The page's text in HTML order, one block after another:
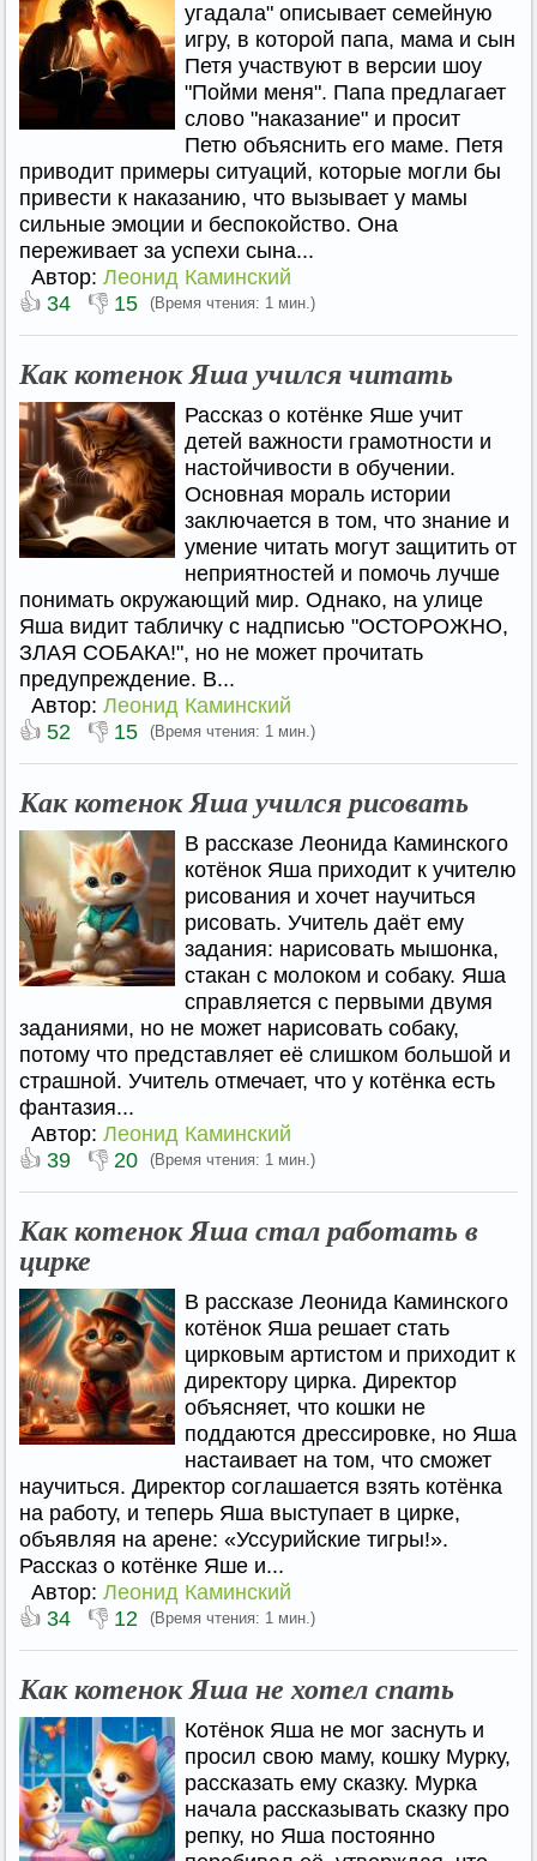
угадала" описывает семейную
игру, в которой папа, мама и сын
Петя участвуют в версии шоу
"Пойми меня". Папа предлагает
слово "наказание" и просит
Петю объяснить его маме. Петя
приводит примеры ситуаций, которые могли бы
привести к наказанию, что вызывает у мамы
сильные эмоции и беспокойство. Она
переживает за успехи сына...
Автор: Леонид Каминский
👍 34 👎 15 (Время чтения: 1 мин.)
Как котенок Яша учился читать
Рассказ о котёнке Яше учит
детей важности грамотности и
настойчивости в обучении.
Основная мораль истории
заключается в том, что знание и
умение читать могут защитить от
неприятностей и помочь лучше
понимать окружающий мир. Однако, на улице
Яша видит табличку с надписью "ОСТОРОЖНО,
ЗЛАЯ СОБАКА!", но не может прочитать
предупреждение. В...
Автор: Леонид Каминский
👍 52 👎 15 (Время чтения: 1 мин.)
Как котенок Яша учился рисовать
В рассказе Леонида Каминского
котёнок Яша приходит к учителю
рисования и хочет научиться
рисовать. Учитель даёт ему
задания: нарисовать мышонка,
стакан с молоком и собаку. Яша
справляется с первыми двумя
заданиями, но не может нарисовать собаку,
потому что представляет её слишком большой и
страшной. Учитель отмечает, что у котёнка есть
фантазия...
Автор: Леонид Каминский
👍 39 👎 20 (Время чтения: 1 мин.)
Как котенок Яша стал работать в
цирке
В рассказе Леонида Каминского
котёнок Яша решает стать
цирковым артистом и приходит к
директору цирка. Директор
объясняет, что кошки не
поддаются дрессировке, но Яша
настаивает на том, что сможет
научиться. Директор соглашается взять котёнка
на работу, и теперь Яша выступает в цирке,
объявляя на арене: «Уссурийские тигры!».
Рассказ о котёнке Яше и...
Автор: Леонид Каминский
👍 34 👎 12 (Время чтения: 1 мин.)
Как котенок Яша не хотел спать
Котёнок Яша не мог заснуть и
просил свою маму, кошку Мурку,
рассказать ему сказку. Мурка
начала рассказывать сказку про
репку, но Яша постоянно